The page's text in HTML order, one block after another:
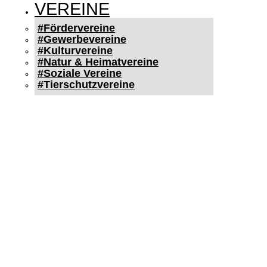
VEREINE
#Fördervereine
#Gewerbevereine
#Kulturvereine
#Natur & Heimatvereine
#Soziale Vereine
#Tierschutzvereine